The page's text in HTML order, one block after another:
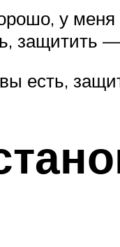
у
защитить
есть,